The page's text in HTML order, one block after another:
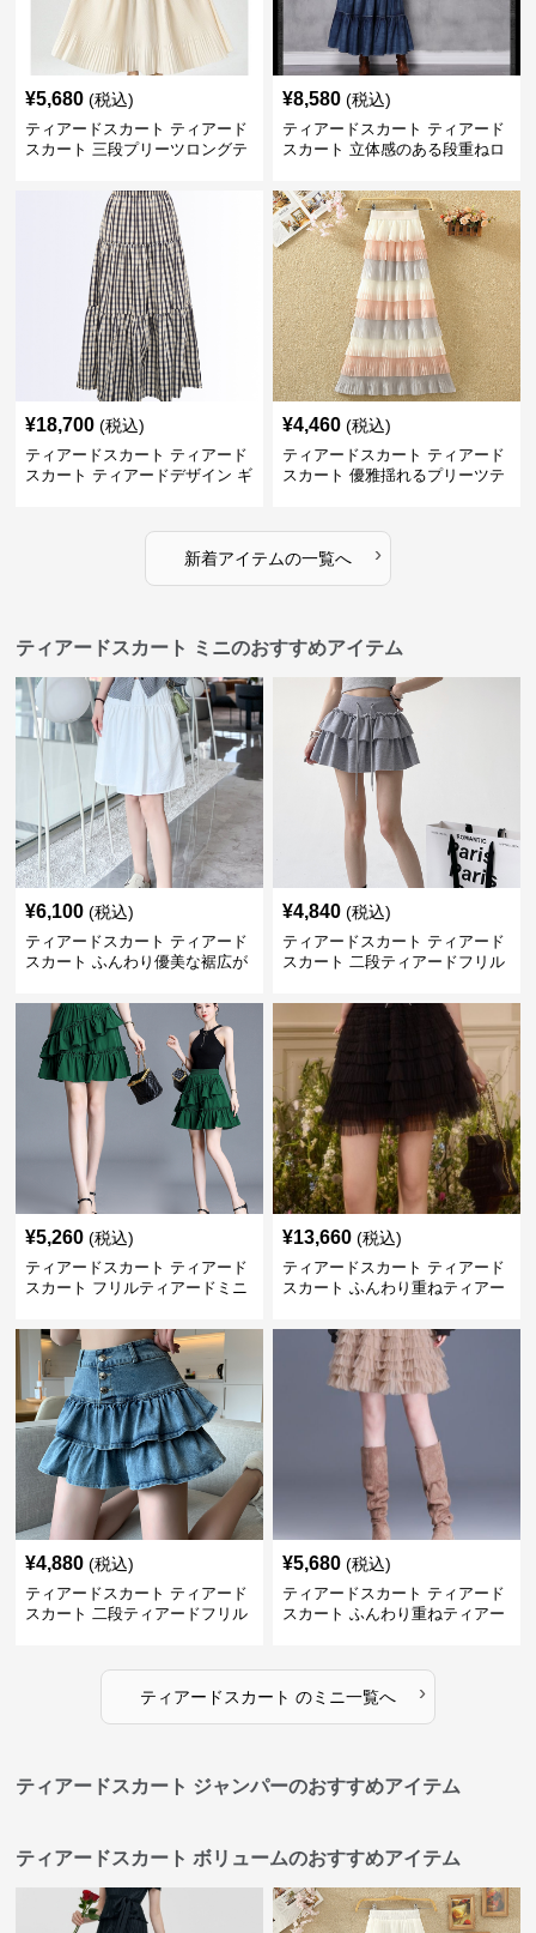
¥5,680 (税込)
ティアードスカート ティアード
スカート 三段プリーツロングテ
¥8,580 (税込)
ティアードスカート ティアード
スカート 立体感のある段重ねロ
¥18,700 (税込)
ティアードスカート ティアード
スカート ティアードデザイン ギ
¥4,460 (税込)
ティアードスカート ティアード
スカート 優雅揺れるプリーツテ
新着アイテムの一覧へ ›
ティアードスカート ミニのおすすめアイテム
¥6,100 (税込)
ティアードスカート ティアード
スカート ふんわり優美な裾広が
¥4,840 (税込)
ティアードスカート ティアード
スカート 二段ティアードフリル
¥5,260 (税込)
ティアードスカート ティアード
スカート フリルティアードミニ
¥13,660 (税込)
ティアードスカート ティアード
スカート ふんわり重ねティアー
¥4,880 (税込)
ティアードスカート ティアード
スカート 二段ティアードフリル
¥5,680 (税込)
ティアードスカート ティアード
スカート ふんわり重ねティアー
ティアードスカート のミニ一覧へ ›
ティアードスカート ジャンパーのおすすめアイテム
ティアードスカート ボリュームのおすすめアイテム